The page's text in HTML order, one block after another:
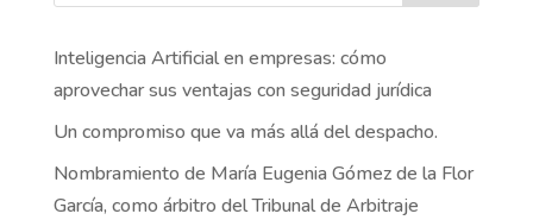
Inteligencia Artificial en empresas: cómo
aprovechar sus ventajas con seguridad jurídica
Un compromiso que va más allá del despacho.
Nombramiento de María Eugenia Gómez de la Flor
García, como árbitro del Tribunal de Arbitraje